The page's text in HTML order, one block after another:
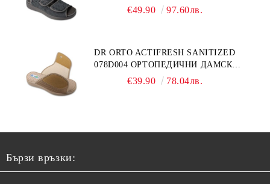
ОРТОПЕДИЧНИ САНДАЛИ ЗА
€49.90 97.60лв.
DR ORTO ACTIFRESH SANITIZED
078D004 ОРТОПЕДИЧНИ ДАМСКИ
ЧЕХЛИ ЗА МНОГО ОТЕКЪЛ КРАК,
€39.90 78.04лв.
Бързи връзки: